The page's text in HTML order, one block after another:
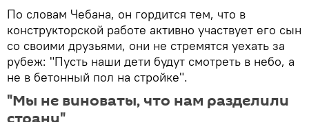
По словам Чебана, он гордится тем, что в
конструкторской работе активно участвует его сын
со своими друзьями, они не стремятся уехать за
рубеж: "Пусть наши дети будут смотреть в небо, а
не в бетонный пол на стройке".
"Мы не виноваты, что нам разделили